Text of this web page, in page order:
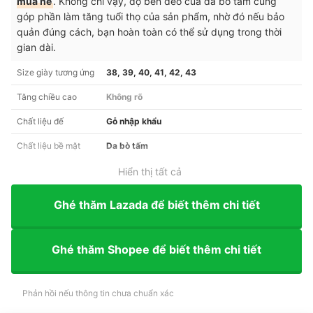
góp phần làm tăng tuổi thọ của sản phẩm, nhờ đó nếu bảo
quản đúng cách, bạn hoàn toàn có thể sử dụng trong thời
gian dài.
Size giày tương ứng 38, 39, 40, 41, 42, 43
Tăng chiều cao Không rõ
Chất liệu đế Gỗ nhập khẩu
Chất liệu bề mặt Da bò tấm
Hiển thị tất cả
Ghé thăm Lazada để biết thêm chi tiết
Ghé thăm Shopee để biết thêm chi tiết
Phản hồi nếu thông tin chưa chuẩn xác